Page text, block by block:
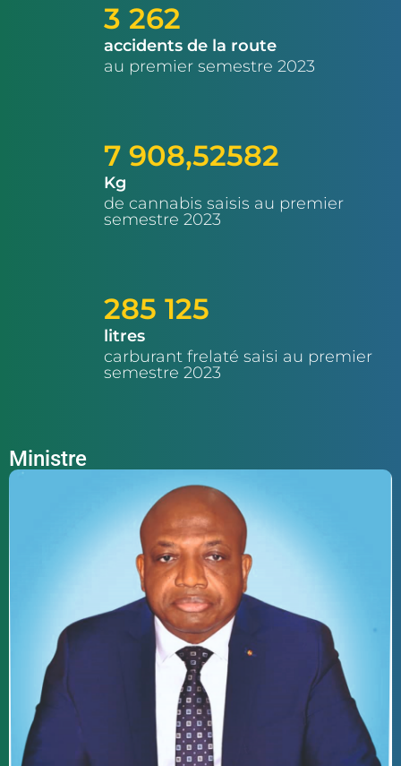
3 262
accidents de la route
au premier semestre 2023
7 908,52582
Kg
de cannabis saisis au premier
semestre 2023
285 125
litres
carburant frelaté saisi au premier
semestre 2023
Ministre